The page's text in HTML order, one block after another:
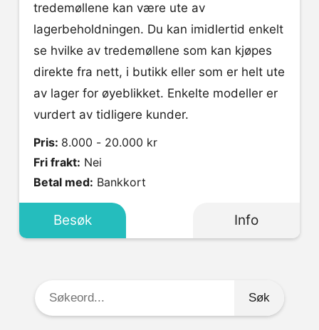
tredemøllene kan være ute av
lagerbeholdningen. Du kan imidlertid enkelt
se hvilke av tredemøllene som kan kjøpes
direkte fra nett, i butikk eller som er helt ute
av lager for øyeblikket. Enkelte modeller er
vurdert av tidligere kunder.
Pris: 8.000 - 20.000 kr
Fri frakt: Nei
Betal med: Bankkort
Besøk Info
Søkeord: